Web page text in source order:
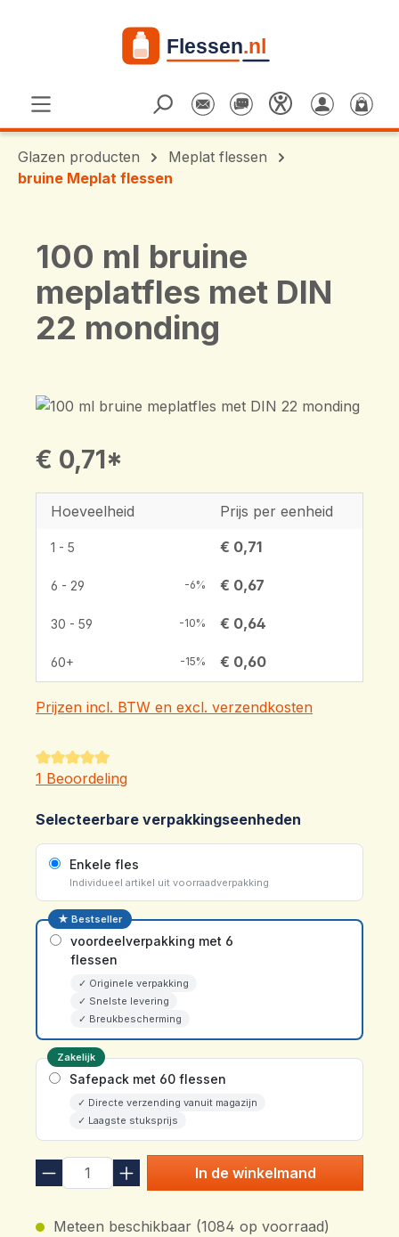
Glazen producten
Meplat flessen
bruine Meplat flessen
100 ml bruine
meplatfles met DIN
22 monding
€ 0,71*
Hoeveelheid Prijs per eenheid
1 - 5 € 0,71
6 - 29 -6% € 0,67
30 - 59 -10% € 0,64
60+ -15% € 0,60
Prijzen incl. BTW en excl. verzendkosten
Gemiddelde waardering van 5 van 5 sterren
1 Beoordeling
Selecteerbare verpakkingseenheden
Enkele fles
Individueel artikel uit voorraadverpakking
★ Bestseller
voordeelverpakking met 6
flessen
✓ Originele verpakking
✓ Snelste levering
✓ Breukbescherming
Zakelijk
Safepack met 60 flessen
✓ Directe verzending vanuit magazijn
✓ Laagste stuksprijs
In de winkelmand
Meteen beschikbaar (1084 op voorraad)